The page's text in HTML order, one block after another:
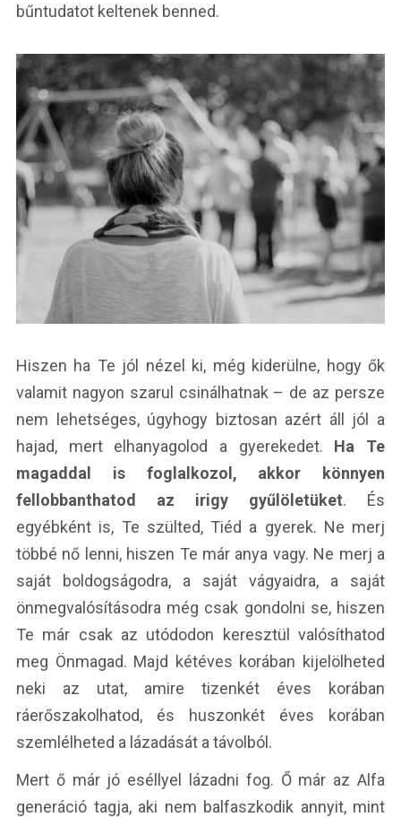
bűntudatot keltenek benned.
Hiszen ha Te jól nézel ki, még kiderülne, hogy ők
valamit nagyon szarul csinálhatnak – de az persze
nem lehetséges, úgyhogy biztosan azért áll jól a
hajad, mert elhanyagolod a gyerekedet. Ha Te
magaddal is foglalkozol, akkor könnyen
fellobbanthatod az irigy gyűlöletüket. És
egyébként is, Te szülted, Tiéd a gyerek. Ne merj
többé nő lenni, hiszen Te már anya vagy. Ne merj a
saját boldogságodra, a saját vágyaidra, a saját
önmegvalósításodra még csak gondolni se, hiszen
Te már csak az utódodon keresztül valósíthatod
meg Önmagad. Majd kétéves korában kijelölheted
neki az utat, amire tizenkét éves korában
ráerőszakolhatod, és huszonkét éves korában
szemlélheted a lázadását a távolból.
Mert ő már jó eséllyel lázadni fog. Ő már az Alfa
generáció tagja, aki nem balfaszkodik annyit, mint